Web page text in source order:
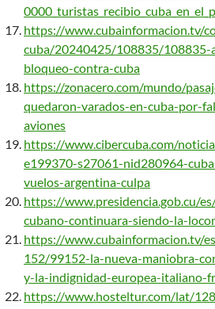
https://www.cubainformacion.tv/
cuba/20240425/108835/108835-
bloqueo-contra-cuba
https://zonacero.com/mundo/
quedaron-varados-en-cuba-por-
aviones
https://www.cibercuba.com/
e199370-s27061-nid280964-
vuelos-argentina-culpa
https://www.presidencia.gob.cu/
cubano-continuara-siendo-la-
https://www.cubainformacion.tv/
152/99152-la-nueva-maniobra-
y-la-indignidad-europea-italiano-
https://www.hosteltur.com/lat/